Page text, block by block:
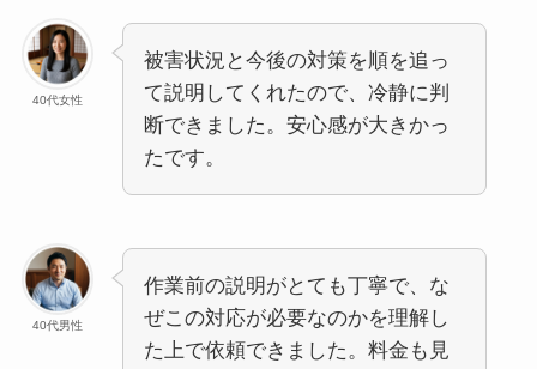
40代女性
被害状況と今後の対策を順を追っ
て説明してくれたので、冷静に判
断できました。安心感が大きかっ
たです。
40代男性
作業前の説明がとても丁寧で、な
ぜこの対応が必要なのかを理解し
た上で依頼できました。料金も見